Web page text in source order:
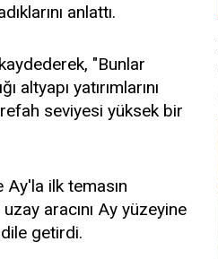
anlattı.
"Bunlar
yatırımlarını
seviyesi yüksek bir
ilk temasın
aracını Ay yüzeyine
getirdi.